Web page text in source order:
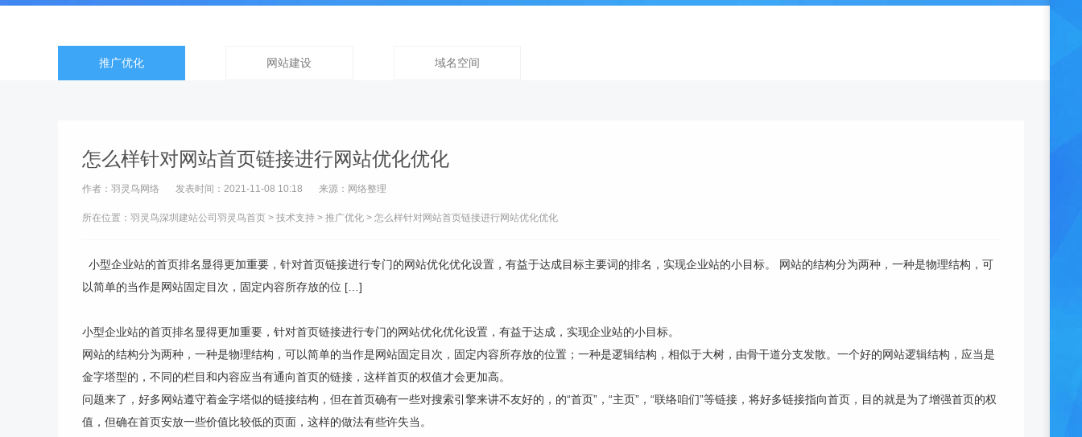
推广优化 网站建设 域名空间
怎么样针对网站首页链接进行网站优化优化
作者：羽灵鸟网络 发表时间：2021-11-08 10:18 来源：网络整理
所在位置：羽灵鸟深圳建站公司 羽灵鸟首页 > 技术支持 > 推广优化 > 怎么样针对网站首页链接进行网站优化优化
小型企业站的首页排名显得更加重要，针对首页链接进行专门的网站优化优化设置，有益于达成目标主要词的排名，实现企业站的小目标。 网站的结构分为两种，一种是物理结构，可
以简单的当作是网站固定目次，固定内容所存放的位 […]
小型企业站的首页排名显得更加重要，针对首页链接进行专门的网站优化优化设置，有益于达成，实现企业站的小目标。
网站的结构分为两种，一种是物理结构，可以简单的当作是网站固定目次，固定内容所存放的位置；一种是逻辑结构，相似于大树，由骨干道分支发散。一个好的网站逻辑结构，应当是
金字塔型的，不同的栏目和内容应当有通向首页的链接，这样首页的权值才会更加高。
问题来了，好多网站遵守着金字塔似的链接结构，但在首页确有一些对搜索引擎来讲不友好的，的“首页”，“主页”，“联络咱们”等链接，将好多链接指向首页，目的就是为了增强首页的权
值，但确在首页安放一些价值比较低的页面，这样的做法有些许失当。